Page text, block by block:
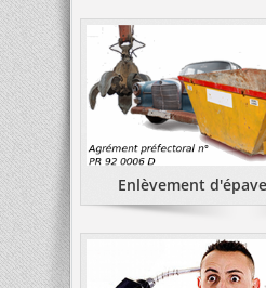
Enlèvement